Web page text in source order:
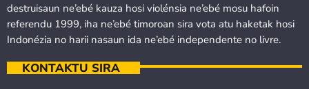
destruisaun ne’ebé kauza hosi violénsia ne’ebé mosu hafoin
referendu 1999, iha ne’ebé timoroan sira vota atu haketak hosi
Indonézia no harii nasaun ida ne’ebé independente no livre.
KONTAKTU SIRA